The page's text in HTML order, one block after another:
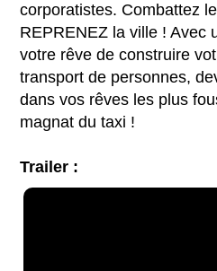
corporatistes. Combattez
REPRENEZ la ville ! Avec
votre rêve de construire
transport de personnes,
dans vos rêves les plus
magnat du taxi !
Trailer :